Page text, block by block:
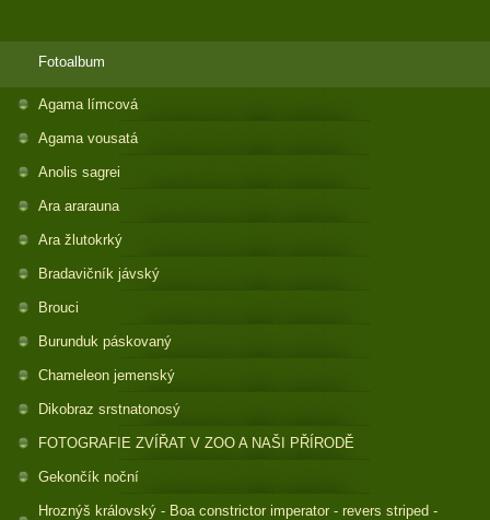
Fotoalbum
Agama límcová
Agama vousatá
Anolis sagrei
Ara ararauna
Ara žlutokrký
Bradavičník jávský
Brouci
Burunduk páskovaný
Chameleon jemenský
Dikobraz srstnatonosý
FOTOGRAFIE ZVÍŘAT V ZOO A NAŠI PŘÍRODĚ
Gekončík noční
Hroznýš královský - Boa constrictor imperator - revers striped -